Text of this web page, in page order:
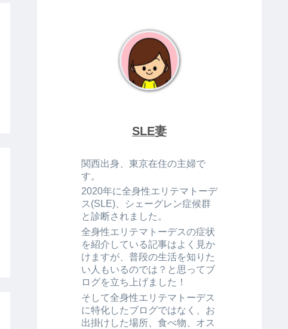
SLE妻
関西出身、東京在住の主婦で
す。
2020年に全身性エリテマトーデ
ス(SLE)、シェーグレン症候群
と診断されました。
全身性エリテマトーデスの症状
を紹介している記事はよく見か
けますが、普段の生活を知りた
い人もいるのでは？と思ってブ
ログを立ち上げました！
そして全身性エリテマトーデス
に特化したブログではなく、お
出掛けした場所、食べ物、オス